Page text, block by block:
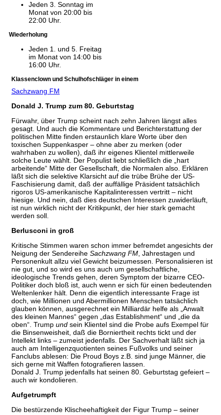
Jeden 3. Sonntag im
Monat von 20:00 bis
22:00 Uhr.
Wiederholung
Jeden 1. und 5. Freitag
im Monat von 14:00 bis
16:00 Uhr.
Klassenclown und Schulhofschläger in einem
Sachzwang FM
Donald J. Trump zum 80. Geburtstag
Fürwahr, über Trump scheint nach zehn Jahren längst alles
gesagt. Und auch die Kommentare und Berichterstattung der
politischen Mitte finden erstaunlich klare Worte über den
toxischen Suppenkasper – ohne aber zu merken (oder
wahrhaben zu wollen), daß ihr eigenes Klientel mittlerweile
solche Leute wählt. Der Populist liebt schließlich die „hart
arbeitende“ Mitte der Gesellschaft, die Normalen also. Erklären
läßt sich die selektive Klarsicht auf die trübe Brühe der US-
Faschisierung damit, daß der auffällige Präsident tatsächlich
rigoros US-amerikanische Kapitalinteressen vertritt – nicht
hiesige. Und nein, daß dies deutschen Interessen zuwiderläuft,
ist nun wirklich nicht der Kritikpunkt, der hier stark gemacht
werden soll.
Berlusconi in groß
Kritische Stimmen waren schon immer befremdet angesichts der
Neigung der Sendereihe Sachzwang FM , Jahrestagen und
Personenkult allzu viel Gewicht beizumessen. Personalisieren ist
nie gut, und so wird es uns auch um gesellschaftliche,
ideologische Trends gehen, deren Symptom der bizarre CEO-
Politiker doch bloß ist, auch wenn er sich für einen bedeutenden
Weltenlenker hält. Denn die eigentlich interessante Frage ist
doch, wie Millionen und Abermillionen Menschen tatsächlich
glauben können, ausgerechnet ein Milliardär helfe als „Anwalt
des kleinen Mannes“ gegen „das Establishment“ und „die da
oben“. Trump und sein Klientel sind die Probe aufs Exempel für
die Binsenweisheit, daß die Borniertheit rechts tickt und der
Intellekt links – zumeist jedenfalls. Der Sachverhalt läßt sich ja
auch am Intelligenzquotienten seines Fußvolks und seiner
Fanclubs ablesen: Die Proud Boys z.B. sind junge Männer, die
sich gerne mit Waffen fotografieren lassen.
Donald J. Trump jedenfalls hat seinen 80. Geburtstag gefeiert –
auch wir kondolieren.
Aufgetrumpft
Die bestürzende Klischeehaftigkeit der Figur Trump – seiner